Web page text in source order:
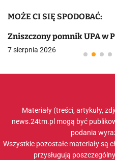
MOŻE CI SIĘ SPODOBAĆ:
Zniszczony pomnik UPA w
7 sierpnia 2026
Materiały (treści, artykuły,
news.24tm.pl mogą być
podania
Wszystkie pozostałe materiały są
przysługują